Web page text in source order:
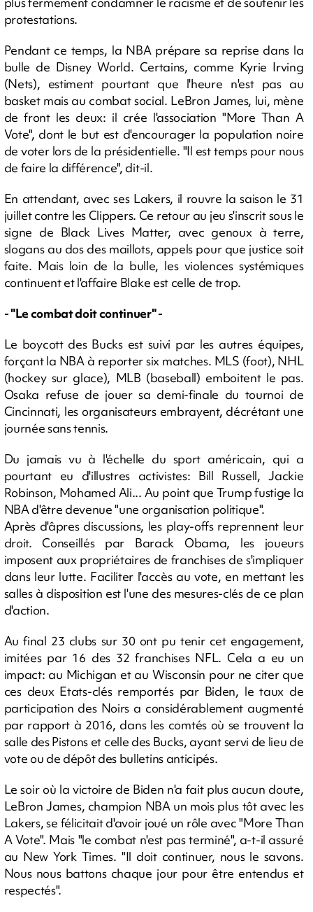
protestations.
Pendant ce temps, la NBA prépare sa reprise dans la
bulle de Disney World. Certains, comme Kyrie Irving
(Nets), estiment pourtant que l'heure n'est pas au
basket mais au combat social. LeBron James, lui, mène
de front les deux: il crée l'association "More Than A
Vote", dont le but est d'encourager la population noire
de voter lors de la présidentielle. "Il est temps pour nous
de faire la différence", dit-il.
En attendant, avec ses Lakers, il rouvre la saison le 31
juillet contre les Clippers. Ce retour au jeu s'inscrit sous le
signe de Black Lives Matter, avec genoux à terre,
slogans au dos des maillots, appels pour que justice soit
faite. Mais loin de la bulle, les violences systémiques
continuent et l'affaire Blake est celle de trop.
- "Le combat doit continuer" -
Le boycott des Bucks est suivi par les autres équipes,
forçant la NBA à reporter six matches. MLS (foot), NHL
(hockey sur glace), MLB (baseball) emboitent le pas.
Osaka refuse de jouer sa demi-finale du tournoi de
Cincinnati, les organisateurs embrayent, décrétant une
journée sans tennis.
Du jamais vu à l'échelle du sport américain, qui a
pourtant eu d'illustres activistes: Bill Russell, Jackie
Robinson, Mohamed Ali... Au point que Trump fustige la
NBA d'être devenue "une organisation politique".
Après d'âpres discussions, les play-offs reprennent leur
droit. Conseillés par Barack Obama, les joueurs
imposent aux propriétaires de franchises de s'impliquer
dans leur lutte. Faciliter l'accès au vote, en mettant les
salles à disposition est l'une des mesures-clés de ce plan
d'action.
Au final 23 clubs sur 30 ont pu tenir cet engagement,
imitées par 16 des 32 franchises NFL. Cela a eu un
impact: au Michigan et au Wisconsin pour ne citer que
ces deux Etats-clés remportés par Biden, le taux de
participation des Noirs a considérablement augmenté
par rapport à 2016, dans les comtés où se trouvent la
salle des Pistons et celle des Bucks, ayant servi de lieu de
vote ou de dépôt des bulletins anticipés.
Le soir où la victoire de Biden n'a fait plus aucun doute,
LeBron James, champion NBA un mois plus tôt avec les
Lakers, se félicitait d'avoir joué un rôle avec "More Than
A Vote". Mais "le combat n'est pas terminé", a-t-il assuré
au New York Times. "Il doit continuer, nous le savons.
Nous nous battons chaque jour pour être entendus et
respectés".